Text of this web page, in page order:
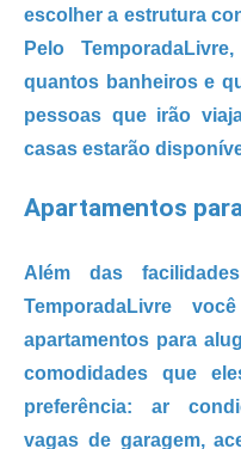
escolher a estrutura
Pelo TemporadaLivre,
quantos banheiros e
pessoas que irão
casas estarão
Apartamentos
Além das
TemporadaLivre
apartamentos para
comodidades que
preferência: ar
vagas de garagem,